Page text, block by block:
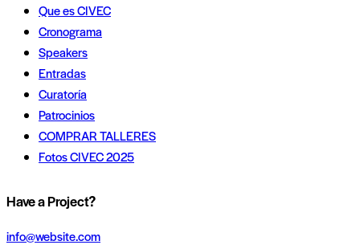
Que es CIVEC
Cronograma
Speakers
Entradas
Curatoría
Patrocinios
COMPRAR TALLERES
Fotos CIVEC 2025
instagram
whatsapp
Have a Project?
info@website.com